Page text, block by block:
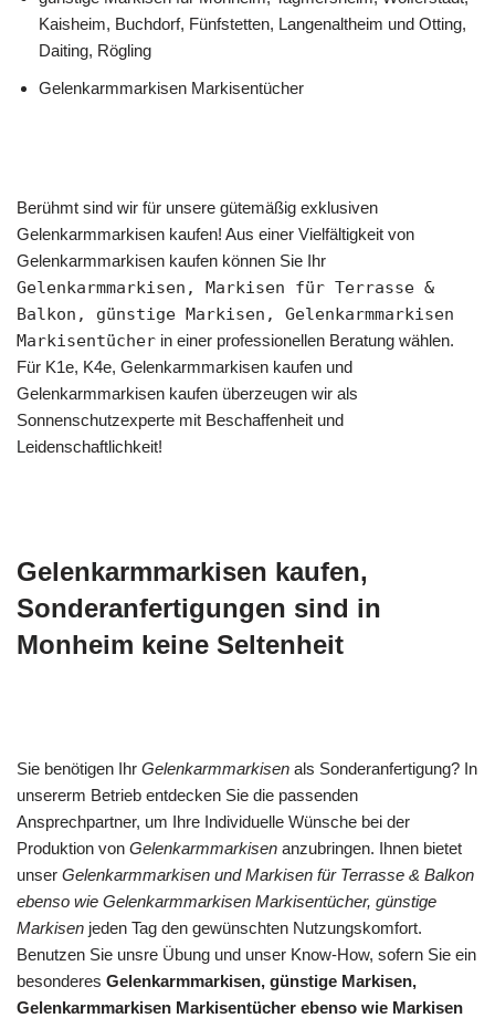
Kaisheim, Buchdorf, Fünfstetten, Langenaltheim und Otting,
Daiting, Rögling
Gelenkarmmarkisen Markisentücher
Berühmt sind wir für unsere gütemäßig exklusiven
Gelenkarmmarkisen kaufen! Aus einer Vielfältigkeit von
Gelenkarmmarkisen kaufen können Sie Ihr
Gelenkarmmarkisen, Markisen für Terrasse &
Balkon, günstige Markisen, Gelenkarmmarkisen
Markisentücher in einer professionellen Beratung wählen.
Für K1e, K4e, Gelenkarmmarkisen kaufen und
Gelenkarmmarkisen kaufen überzeugen wir als
Sonnenschutzexperte mit Beschaffenheit und
Leidenschaftlichkeit!
Gelenkarmmarkisen kaufen,
Sonderanfertigungen sind in
Monheim keine Seltenheit
Sie benötigen Ihr Gelenkarmmarkisen als Sonderanfertigung? In
unsererm Betrieb entdecken Sie die passenden
Ansprechpartner, um Ihre Individuelle Wünsche bei der
Produktion von Gelenkarmmarkisen anzubringen. Ihnen bietet
unser Gelenkarmmarkisen und Markisen für Terrasse & Balkon
ebenso wie Gelenkarmmarkisen Markisentücher, günstige
Markisen jeden Tag den gewünschten Nutzungskomfort.
Benutzen Sie unsre Übung und unser Know-How, sofern Sie ein
besonderes Gelenkarmmarkisen, günstige Markisen,
Gelenkarmmarkisen Markisentücher ebenso wie Markisen